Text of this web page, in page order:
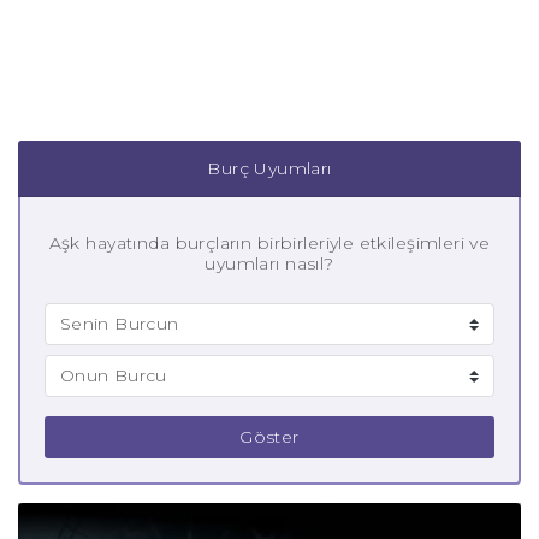
Burç Uyumları
Aşk hayatında burçların birbirleriyle etkileşimleri ve
uyumları nasıl?
Göster